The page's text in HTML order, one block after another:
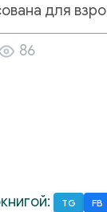
для
86
TG FB